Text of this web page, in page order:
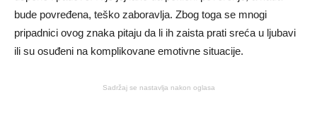
bude povređena, teško zaboravlja. Zbog toga se mnogi
pripadnici ovog znaka pitaju da li ih zaista prati sreća u ljubavi
ili su osuđeni na komplikovane emotivne situacije.
Sadržaj se nastavlja nakon oglasa